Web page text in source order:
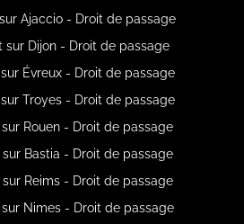
Ajaccio - Droit de passage
sur Dijon - Droit de passage
Évreux - Droit de passage
Troyes - Droit de passage
Rouen - Droit de passage
Bastia - Droit de passage
Reims - Droit de passage
Nimes - Droit de passage